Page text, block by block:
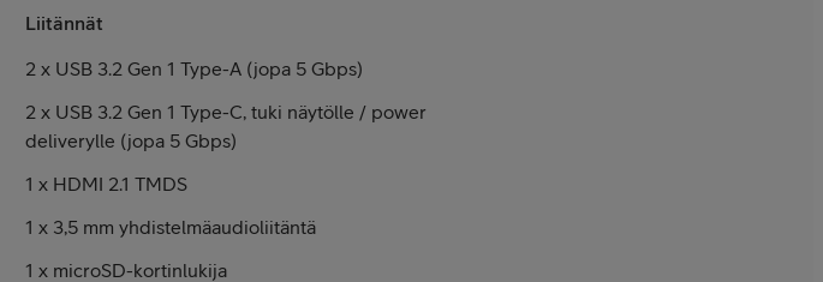
Liitännät
2 x USB 3.2 Gen 1 Type-A (jopa 5 Gbps)
2 x USB 3.2 Gen 1 Type-C, tuki näytölle / power
deliverylle (jopa 5 Gbps)
1 x HDMI 2.1 TMDS
1 x 3,5 mm yhdistelmäaudioliitäntä
1 x microSD-kortinlukija